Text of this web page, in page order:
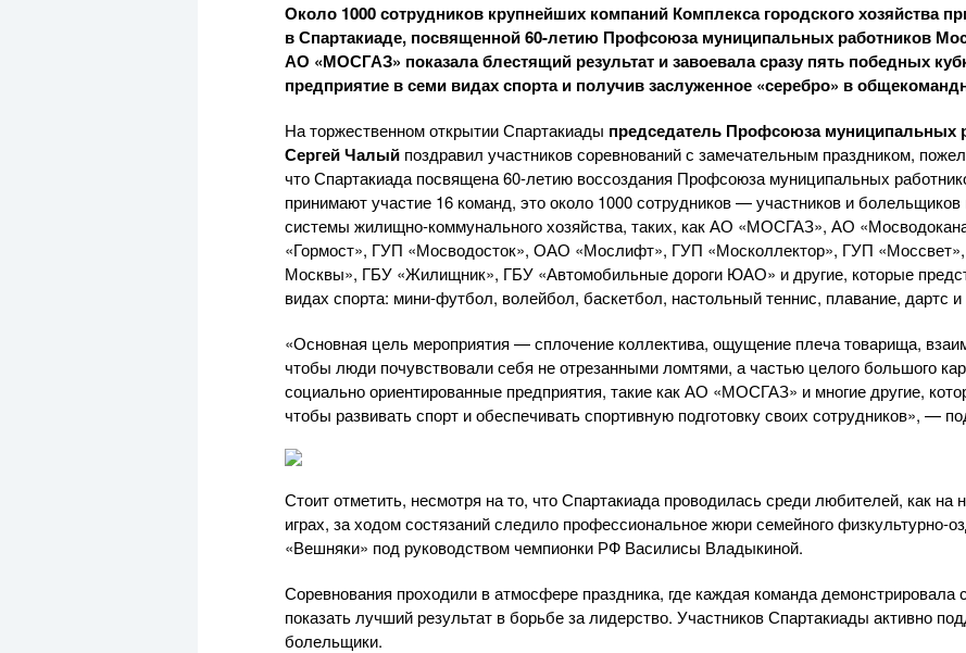
Около 1000 сотрудников крупнейших компаний Комплекса городского хозяйства
в Спартакиаде, посвященной60-летию Профсоюза муниципальных работников
АО «МОСГАЗ» показала блестящий результат и завоевала сразу пять победных
предприятие в семи видах спорта и получив заслуженное «серебро» в
На торжественном открытии Спартакиады председатель Профсоюза муниципальных
Сергей Чалый поздравил участников соревнований с замечательным праздником,
что Спартакиада посвящена60-летию воссоздания Профсоюза муниципальных
принимают участие 16 команд, это около 1000 сотрудников — участников и
системы жилищно-коммунальногохозяйства, таких, какАО «МОСГАЗ», АО
«Гормост», ГУП «Мосводосток», ОАО «Мослифт», ГУП «Москоллектор», ГУП
Москвы», ГБУ «Жилищник», ГБУ «Автомобильные дороги ЮАО» и другие, которые
видах спорта: мини-футбол, волейбол, баскетбол, настольный теннис, плавание, дартс и
«Основная цель мероприятия — сплочение коллектива, ощущение плеча товарища,
чтобы люди почувствовали себя не отрезанными ломтями, а частью целого большого
социально ориентированные предприятия, такие как АО «МОСГАЗ» и многие другие,
чтобы развивать спорт и обеспечивать спортивную подготовку своих сотрудников», —
Стоит отметить, несмотря на то, что Спартакиада проводилась среди любителей, как на
играх, за ходом состязаний следило профессиональное жюри семейногофизкультурно-
«Вешняки» под руководством чемпионки РФ Василисы Владыкиной.
Соревнования проходили в атмосфере праздника, где каждая команда демонстрировала
показать лучший результат в борьбе за лидерство. Участников Спартакиады активно
болельщики.